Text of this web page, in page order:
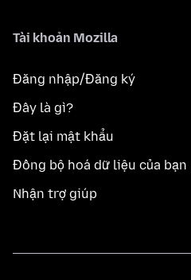
Tài khoản Mozilla
Đăng nhập/Đăng ký
Đây là gì?
Đặt lại mật khẩu
Đồng bộ hoá dữ liệu của bạn
Nhận trợ giúp